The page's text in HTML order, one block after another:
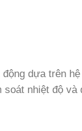
dựa trên
soát nhiệt độ và